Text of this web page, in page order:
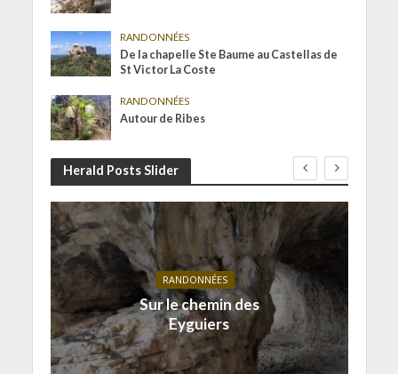
RANDONNÉES
De la chapelle Ste Baume au Castellas de
St Victor La Coste
RANDONNÉES
Autour de Ribes
Herald Posts Slider
RANDONNÉES
Sur le chemin des
Eyguiers